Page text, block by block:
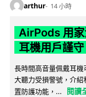
arthur 14 小時
AirPods 用
耳機用戶謹
長時間高音量佩戴耳
大聽力受損警號，介
置防護功能，...
閱讀